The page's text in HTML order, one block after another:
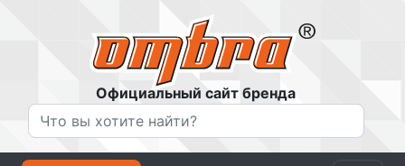
Официальный сайт бренда